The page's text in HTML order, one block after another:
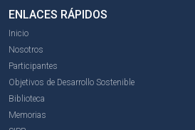
ENLACES RÁPIDOS
Inicio
Nosotros
Participantes
Objetivos de Desarrollo Sostenible
Biblioteca
Memorias